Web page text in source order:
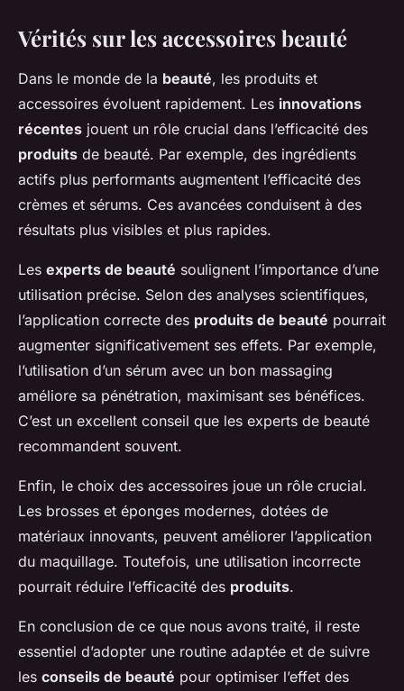
Vérités sur les accessoires beauté
Dans le monde de la beauté, les produits et
accessoires évoluent rapidement. Les innovations
récentes jouent un rôle crucial dans l’efficacité des
produits de beauté. Par exemple, des ingrédients
actifs plus performants augmentent l’efficacité des
crèmes et sérums. Ces avancées conduisent à des
résultats plus visibles et plus rapides.
Les experts de beauté soulignent l’importance d’une
utilisation précise. Selon des analyses scientifiques,
l’application correcte des produits de beauté pourrait
augmenter significativement ses effets. Par exemple,
l’utilisation d’un sérum avec un bon massaging
améliore sa pénétration, maximisant ses bénéfices.
C’est un excellent conseil que les experts de beauté
recommandent souvent.
Enfin, le choix des accessoires joue un rôle crucial.
Les brosses et éponges modernes, dotées de
matériaux innovants, peuvent améliorer l’application
du maquillage. Toutefois, une utilisation incorrecte
pourrait réduire l’efficacité des produits.
En conclusion de ce que nous avons traité, il reste
essentiel d’adopter une routine adaptée et de suivre
les conseils de beauté pour optimiser l’effet des